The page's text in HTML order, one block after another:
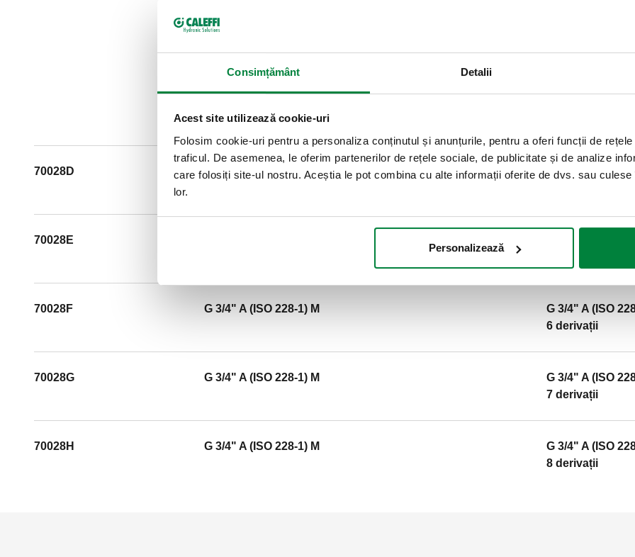
Consimțământ Detalii
Acest site utilizează cookie-uri
Folosim cookie-uri pentru a personaliza conținutul și anunțurile, pentru a oferi funcții de
traficul. De asemenea, le oferim partenerilor de rețele sociale, de publicitate și de analize
care folosiți site-ul nostru. Aceștia le pot combina cu alte informații oferite de dvs. sau
lor.
Personalizează
izolare cu bilă; - 2 țevi de
poziționarea ieșirilor de apă
G 3/4" A (ISO 228-1) M.
SCIP code
70028D G 3/4" A (ISO 228-1) M
G 3/4" A (ISO
70028E
70028F G 3/4" A (ISO 228-1) M
G 3/4" A (ISO
6 derivații
70028G G 3/4" A (ISO 228-1) M
G 3/4" A (ISO
7 derivații
70028H G 3/4" A (ISO 228-1) M
G 3/4" A (ISO
8 derivații